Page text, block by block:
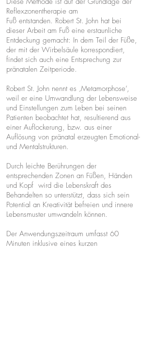
Reflexzonentherapie am
Fuß entstanden. Robert St. John hat bei
dieser Arbeit am Fuß eine erstaunliche
Entdeckung gemacht: In dem Teil der Füße,
der mit der Wirbelsäule korrespondiert,
findet sich auch eine Entsprechung zur
pränatalen Zeitperiode.
Robert St. John nennt es ‚Metamorphose’,
weil er eine Umwandlung der Lebensweise
und Einstellungen zum Leben bei seinen
Patienten beobachtet hat, resultierend aus
einer Auflockerung, bzw. aus einer
Auflösung von pränatal erzeugten Emotional-
und Mentalstrukturen.
Durch leichte Berührungen der
entsprechenden Zonen an Füßen, Händen
und Kopf wird die Lebenskraft des
Behandelten so unterstützt, dass sich sein
Potential an Kreativität befreien und innere
Lebensmuster umwandeln können.
Der Anwendungszeitraum umfasst 60
Minuten inklusive eines kurzen